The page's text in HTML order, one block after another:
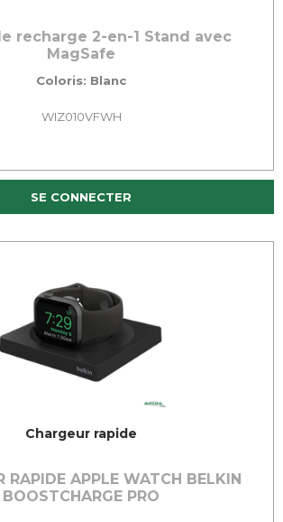
recharge 2-en-1 Stand avec
MagSafe
Coloris: Blanc
WIZ010VFWH
SE CONNECTER
Chargeur rapide
RAPIDE APPLE WATCH BELKIN
BOOSTCHARGE PRO